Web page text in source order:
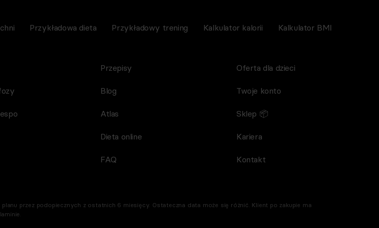
Przykładowa dieta Przykładowy trening Kalkulator kalorii Kalkulator BMI
Przepisy
Blog
Atlas
Dieta online
FAQ
Oferta dla dzieci
Twoje konto
Sklep 📦
Kariera
Kontakt
przez podopiecznych z ostatnich 6 miesięcy. Ostateczna data może się różnić. Klient po zakupie ma